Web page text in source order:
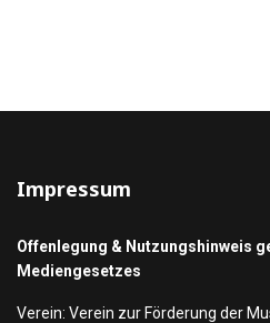
Impressum
Offenlegung & Nutzungshinweis
Mediengesetzes
Verein: Verein zur Förderung der